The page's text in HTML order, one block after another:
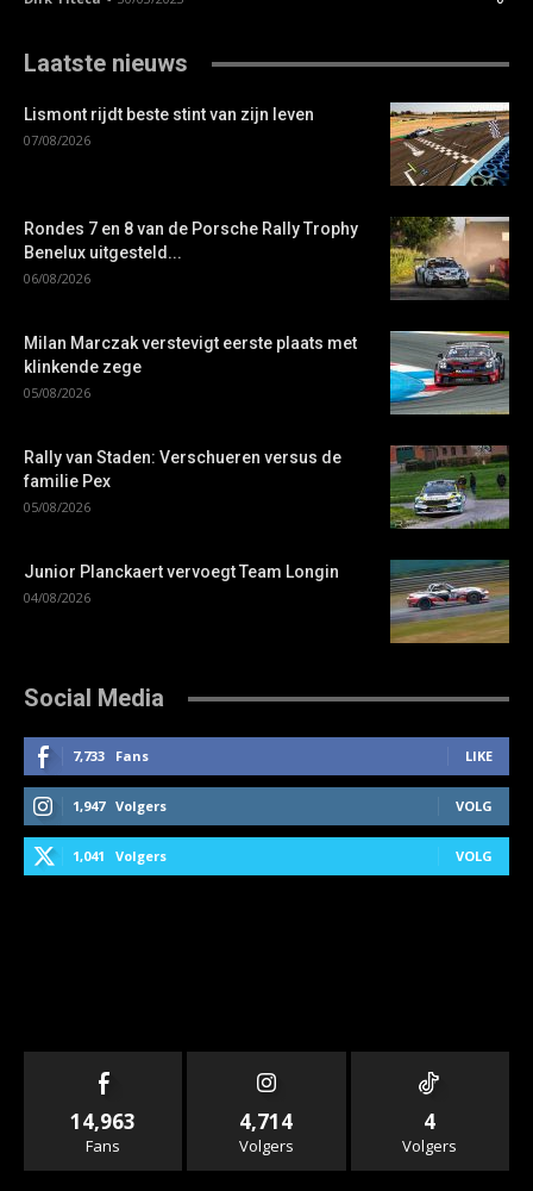
Laatste nieuws
Lismont rijdt beste stint van zijn leven
07/08/2026
Rondes 7 en 8 van de Porsche Rally Trophy
Benelux uitgesteld...
06/08/2026
Milan Marczak verstevigt eerste plaats met
klinkende zege
05/08/2026
Rally van Staden: Verschueren versus de
familie Pex
05/08/2026
Junior Planckaert vervoegt Team Longin
04/08/2026
Social Media
7,733 Fans LIKE
1,947 Volgers VOLG
1,041 Volgers VOLG
14,963
Fans
4,714
Volgers
4
Volgers